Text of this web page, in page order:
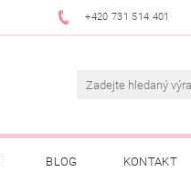
+420 731 514 401
BLOG KONTAKT